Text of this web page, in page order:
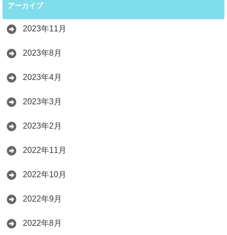
アーカイブ
2023年11月
2023年8月
2023年4月
2023年3月
2023年2月
2022年11月
2022年10月
2022年9月
2022年8月